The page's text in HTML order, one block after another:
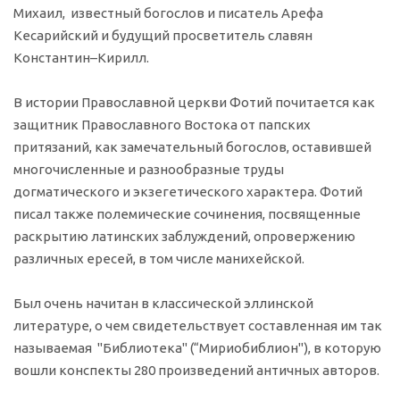
Михаил, известный богослов и писатель Арефа
Кесарийский и будущий просветитель славян
Константин–Кирилл.
В истории Православной церкви Фотий почитается как
защитник Православного Востока от папских
притязаний, как замечательный богослов, оставившей
многочисленные и разнообразные труды
догматического и экзегетического характера. Фотий
писал также полемические сочинения, посвященные
раскрытию латинских заблуждений, опровержению
различных ересей, в том числе манихейской.
Был очень начитан в классической эллинской
литературе, о чем свидетельствует составленная им так
называемая "Библиотека" (“Мириобиблион"), в которую
вошли конспекты 280 произведений античных авторов.